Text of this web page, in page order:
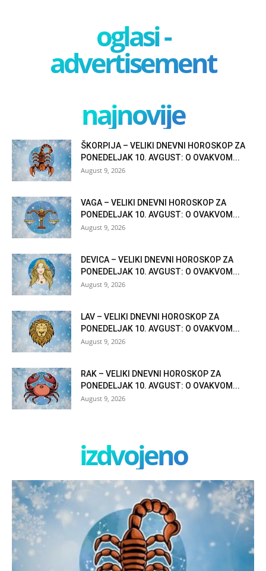
oglasi -
advertisement
najnovije
ŠKORPIJA – VELIKI DNEVNI HOROSKOP ZA
PONEDELJAK 10. AVGUST: O OVAKVOM...
August 9, 2026
VAGA – VELIKI DNEVNI HOROSKOP ZA
PONEDELJAK 10. AVGUST: O OVAKVOM...
August 9, 2026
DEVICA – VELIKI DNEVNI HOROSKOP ZA
PONEDELJAK 10. AVGUST: O OVAKVOM...
August 9, 2026
LAV – VELIKI DNEVNI HOROSKOP ZA
PONEDELJAK 10. AVGUST: O OVAKVOM...
August 9, 2026
RAK – VELIKI DNEVNI HOROSKOP ZA
PONEDELJAK 10. AVGUST: O OVAKVOM...
August 9, 2026
izdvojeno